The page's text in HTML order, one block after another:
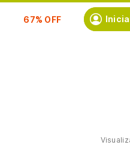
Suscríbete